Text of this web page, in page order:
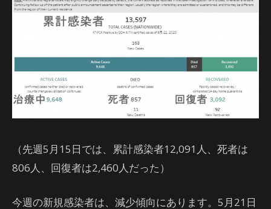
（先週5月15日では、累計感染者12,091人、死者は
806人、回復者は2,460人だった）
今週の新規感染者は、減少傾向にあります。5月21日